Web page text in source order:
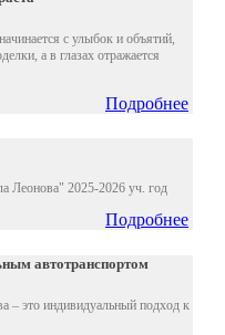
с улыбок и объятий,
а в глазах отражается
Подробнее
Леонова" 2025-2026 уч. год
Подробнее
автотранспортом
– это индивидуальный подход к